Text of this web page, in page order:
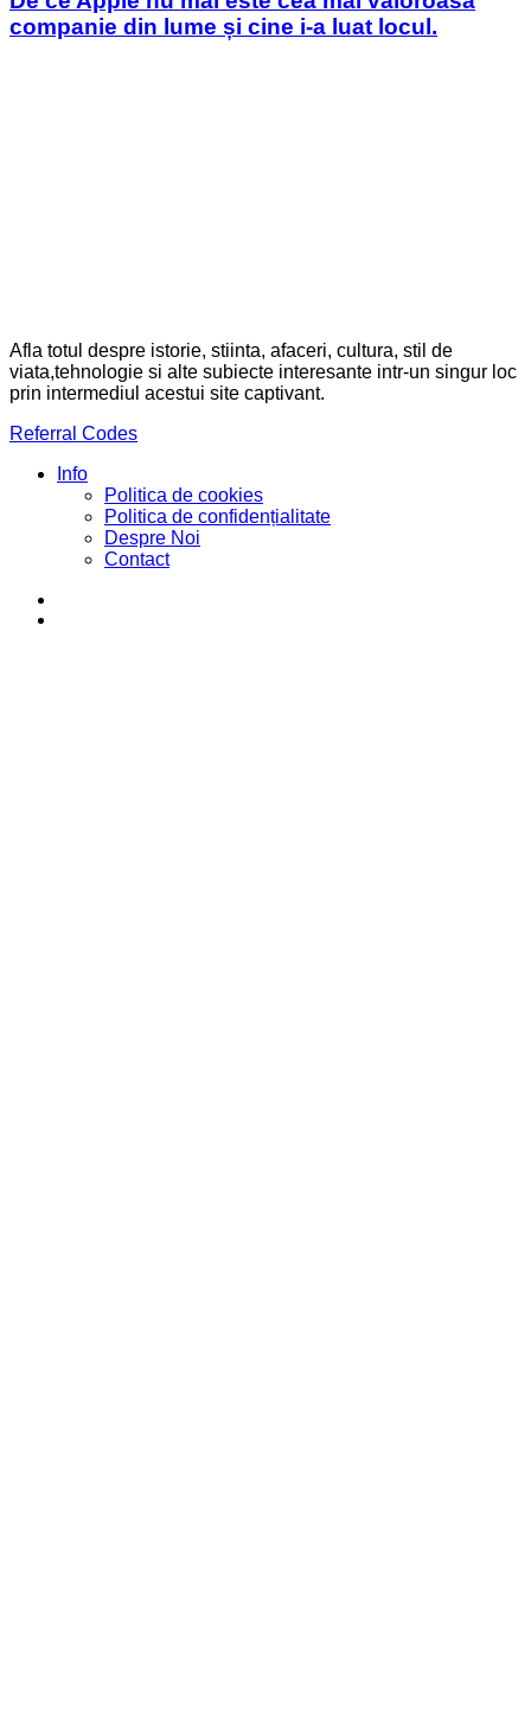
companie din lume și cine i-a luat locul.
Afla totul despre istorie, stiinta, afaceri, cultura, stil de
viata,tehnologie si alte subiecte interesante intr-un singur loc
prin intermediul acestui site captivant.
Referral Codes
Info
Politica de cookies
Politica de confidențialitate
Despre Noi
Contact